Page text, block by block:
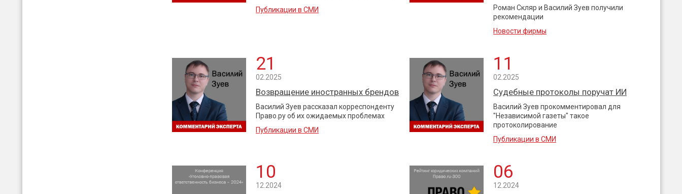
Публикации в СМИ
Роман Скляр и Василий Зуев получили
рекомендации
Новости фирмы
21
02.2025
Возвращение иностранных брендов
Василий Зуев рассказал корреспонденту
Право.ру об их ожидаемых проблемах
Публикации в СМИ
11
02.2025
Судебные протоколы поручат ИИ
Василий Зуев прокомментировал для
"Независимой газеты" такое
протоколирование
Публикации в СМИ
10
12.2024
06
12.2024